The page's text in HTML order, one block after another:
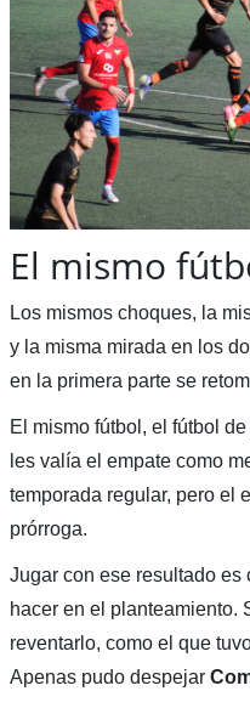
El mismo
Los mismos choques, la
y la misma mirada en los
en la primera parte se
El mismo fútbol, el fútbol
les valía el empate como
temporada regular, pero el
prórroga.
Jugar con ese resultado
hacer en el planteamiento.
reventarlo, como el que
Apenas pudo despejar